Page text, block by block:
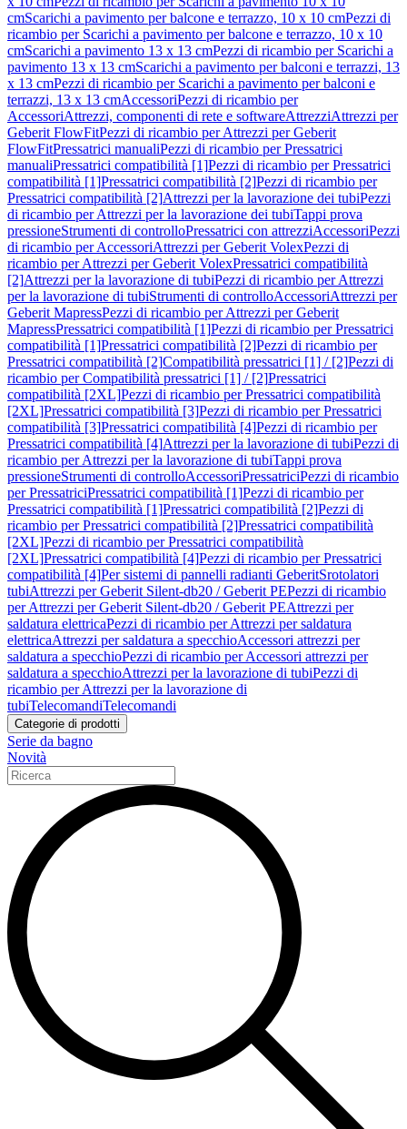
cmScarichi a pavimento per balcone e terrazzo, 10 x 10 cmPezzi di
ricambio per Scarichi a pavimento per balcone e terrazzo, 10 x 10
cmScarichi a pavimento 13 x 13 cmPezzi di ricambio per Scarichi a
pavimento 13 x 13 cmScarichi a pavimento per balconi e terrazzi, 13
x 13 cmPezzi di ricambio per Scarichi a pavimento per balconi e
terrazzi, 13 x 13 cmAccessoriPezzi di ricambio per
AccessoriAttrezzi, componenti di rete e softwareAttrezziAttrezzi per
Geberit FlowFitPezzi di ricambio per Attrezzi per Geberit
FlowFitPressatrici manualiPezzi di ricambio per Pressatrici
manualiPressatrici compatibilità [1]Pezzi di ricambio per Pressatrici
compatibilità [1]Pressatrici compatibilità [2]Pezzi di ricambio per
Pressatrici compatibilità [2]Attrezzi per la lavorazione dei tubiPezzi
di ricambio per Attrezzi per la lavorazione dei tubiTappi prova
pressioneStrumenti di controlloPressatrici con attrezziAccessoriPezzi
di ricambio per AccessoriAttrezzi per Geberit VolexPezzi di
ricambio per Attrezzi per Geberit VolexPressatrici compatibilità
[2]Attrezzi per la lavorazione di tubiPezzi di ricambio per Attrezzi
per la lavorazione di tubiStrumenti di controlloAccessoriAttrezzi per
Geberit MapressPezzi di ricambio per Attrezzi per Geberit
MapressPressatrici compatibilità [1]Pezzi di ricambio per Pressatrici
compatibilità [1]Pressatrici compatibilità [2]Pezzi di ricambio per
Pressatrici compatibilità [2]Compatibilità pressatrici [1] / [2]Pezzi di
ricambio per Compatibilità pressatrici [1] / [2]Pressatrici
compatibilità [2XL]Pezzi di ricambio per Pressatrici compatibilità
[2XL]Pressatrici compatibilità [3]Pezzi di ricambio per Pressatrici
compatibilità [3]Pressatrici compatibilità [4]Pezzi di ricambio per
Pressatrici compatibilità [4]Attrezzi per la lavorazione di tubiPezzi di
ricambio per Attrezzi per la lavorazione di tubiTappi prova
pressioneStrumenti di controlloAccessoriPressatriciPezzi di ricambio
per PressatriciPressatrici compatibilità [1]Pezzi di ricambio per
Pressatrici compatibilità [1]Pressatrici compatibilità [2]Pezzi di
ricambio per Pressatrici compatibilità [2]Pressatrici compatibilità
[2XL]Pezzi di ricambio per Pressatrici compatibilità
[2XL]Pressatrici compatibilità [4]Pezzi di ricambio per Pressatrici
compatibilità [4]Per sistemi di pannelli radianti GeberitSrotolatori
tubiAttrezzi per Geberit Silent-db20 / Geberit PEPezzi di ricambio
per Attrezzi per Geberit Silent-db20 / Geberit PEAttrezzi per
saldatura elettricaPezzi di ricambio per Attrezzi per saldatura
elettricaAttrezzi per saldatura a specchioAccessori attrezzi per
saldatura a specchioPezzi di ricambio per Accessori attrezzi per
saldatura a specchioAttrezzi per la lavorazione di tubiPezzi di
ricambio per Attrezzi per la lavorazione di
tubiTelecomandiTelecomandi
Categorie di prodotti
Serie da bagno
Novità